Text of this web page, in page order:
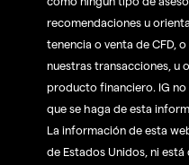
recomendaciones u
tenencia o venta de CFD,
nuestras transacciones, u
producto financiero. IG no
que se haga de esta
La información de esta
de Estados Unidos, ni